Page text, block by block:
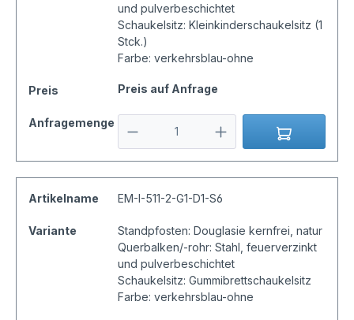
und pulverbeschichtet
Schaukelsitz: Kleinkinderschaukelsitz (1
Stck.)
Farbe: verkehrsblau-ohne
Preis Preis auf Anfrage
Anfragemenge
Artikelname EM-I-511-2-G1-D1-S6
Variante
Standpfosten: Douglasie kernfrei, natur
Querbalken/-rohr: Stahl, feuerverzinkt
und pulverbeschichtet
Schaukelsitz: Gummibrettschaukelsitz
Farbe: verkehrsblau-ohne